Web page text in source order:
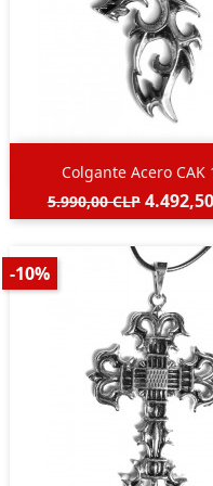
Colgante Acero CAK
Precio
base
5.990,00 CLP Precio
 Vista rápida
-10%